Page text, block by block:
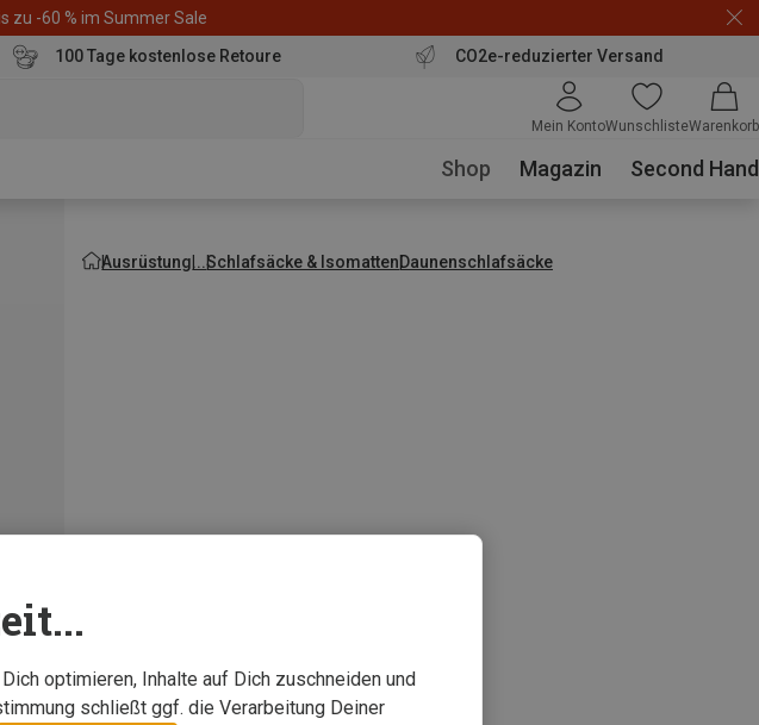
zu -60 % im Summer Sale
100 Tage kostenlose Retoure CO2e-reduzierter Versand
Mein KontoWunschlisteWarenkorb
Shop Magazin Second Hand
Ausrüstung Schlafsäcke & IsomattenDaunenschlafsäcke
optimieren, Inhalte auf Dich zuschneiden und
schließt ggf. die Verarbeitung Deiner